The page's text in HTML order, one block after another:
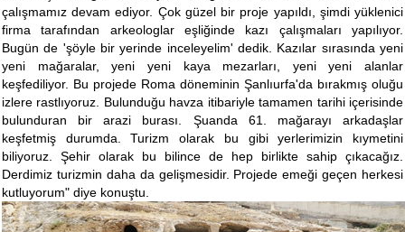
çalışmamız devam ediyor. Çok güzel bir proje yapıldı, şimdi yüklenici
firma tarafından arkeologlar eşliğinde kazı çalışmaları yapılıyor.
Bugün de 'şöyle bir yerinde inceleyelim' dedik. Kazılar sırasında yeni
yeni mağaralar, yeni yeni kaya mezarları, yeni yeni alanlar
keşfediliyor. Bu projede Roma döneminin Şanlıurfa'da bırakmış oluğu
izlere rastlıyoruz. Bulunduğu havza itibariyle tamamen tarihi içerisinde
bulunduran bir arazi burası. Şuanda 61. mağarayı arkadaşlar
keşfetmiş durumda. Turizm olarak bu gibi yerlerimizin kıymetini
biliyoruz. Şehir olarak bu bilince de hep birlikte sahip çıkacağız.
Derdimiz turizmin daha da gelişmesidir. Projede emeği geçen herkesi
kutluyorum" diye konuştu.